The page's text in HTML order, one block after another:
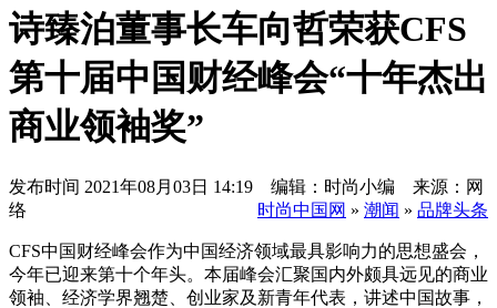
诗臻泊董事长车向哲荣获CFS
第十届中国财经峰会“十年杰出
商业领袖奖”
发布时间 2021年08月03日 14:19 编辑：时尚小编 来源：网
络
时尚中国网 » 潮闻 » 品牌头条
CFS中国财经峰会作为中国经济领域最具影响力的思想盛会，
今年已迎来第十个年头。本届峰会汇聚国内外颇具远见的商业
领袖、经济学界翘楚、创业家及新青年代表，讲述中国故事，